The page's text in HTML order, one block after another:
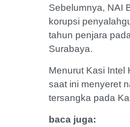
Sebelumnya, NAI
korupsi
tahun penjara
Surabaya.
Menurut Kasi Intel
saat ini menyeret
tersangka pada
baca juga: